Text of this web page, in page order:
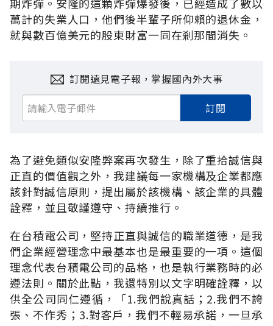
萬計的失業人口，他們後半輩子所仰賴的退休金，
就與數百億美元的股東財富一同在剎那間消失。
訂閱遠見電子報，掌握國內外大事
訂閱
為了避免類似安隆弊案再次發生，除了重拾誠信與
正直的價值觀之外，我建議每一家機構及企業都應
該針對誠信原則，提出屬於該機構、該企業的具體
詮釋，並且敬謹遵守、持續推行。
在台積電公司，堅持正直與誠信的職業道德，是我
們企業經營理念中最基本也是最重要的一項。這個
理念代表台積電公司的品格，也是執行業務時的必
遵法則。關於此點，我還特別以文字明確詮釋，以
供全公司同仁遵循，「1.我們說真話；2.我們不誇
張、不作秀；3.對客戶，我們不輕易承諾，一旦承